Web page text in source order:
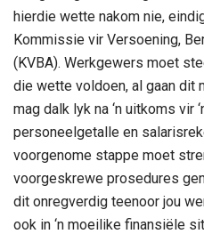
hierdie wette nakom nie,
Kommissie vir Versoening,
(KVBA). Werkgewers moet
die wette voldoen, al gaan dit
mag dalk lyk na ‘n uitkoms vir
personeelgetalle en
voorgenome stappe moet
voorgeskrewe prosedures
dit onregverdig teenoor jou
ook in ‘n moeilike finansiële